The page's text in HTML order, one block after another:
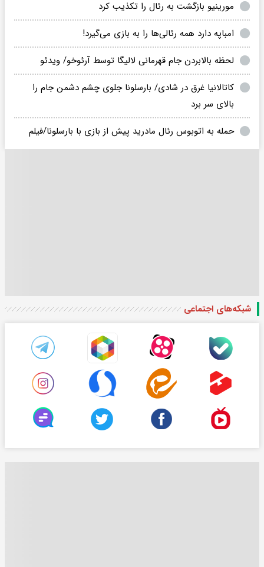
مورینیو بازگشت به رئال را تکذیب کرد
امباپه دارد همه رئالی‌ها را به بازی می‌گیرد!
لحظه بالابردن جام قهرمانی لالیگا توسط آرئوخو/ ویدئو
کاتالانیا غرق در شادی/ بارسلونا جلوی چشم دشمن جام را
بالای سر برد
حمله به اتوبوس رئال مادرید پیش از بازی با بارسلونا/فیلم
شبکه‌های اجتماعی